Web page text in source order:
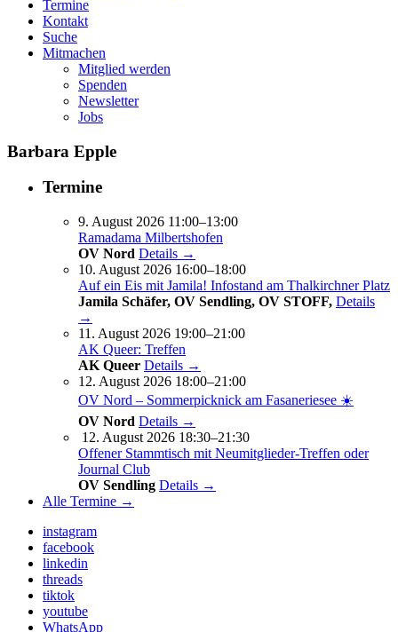
Termine
Kontakt
Suche
Mitmachen
Mitglied werden
Spenden
Newsletter
Jobs
Barbara Epple
Termine
9. August 2026 11:00–13:00
Ramadama Milbertshofen
OV Nord Details →
10. August 2026 16:00–18:00
Auf ein Eis mit Jamila! Infostand am Thalkirchner Platz
Jamila Schäfer, OV Sendling, OV STOFF, Details
→
11. August 2026 19:00–21:00
AK Queer: Treffen
AK Queer Details →
12. August 2026 18:00–21:00
OV Nord – Sommerpicknick am Fasaneriesee ☀️
OV Nord Details →
12. August 2026 18:30–21:30
Offener Stammtisch mit Neumitglieder-Treffen oder
Journal Club
OV Sendling Details →
Alle Termine →
instagram
facebook
linkedin
threads
tiktok
youtube
WhatsApp